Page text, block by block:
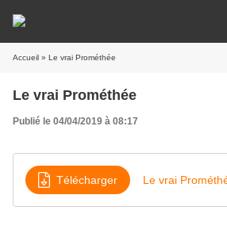
Accueil » Le vrai Prométhée
Le vrai Prométhée
Publié le 04/04/2019 à 08:17
Télécharger Le vrai